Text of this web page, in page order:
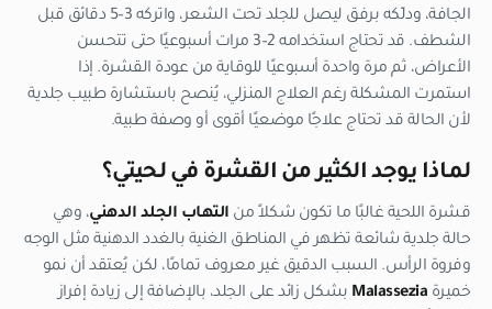
الجافة، ودلّكه برفق ليصل للجلد تحت الشعر، واتركه 3–5 دقائق قبل
الشطف. قد تحتاج استخدامه 2–3 مرات أسبوعيًا حتى تتحسن
الأعراض، ثم مرة واحدة أسبوعيًا للوقاية من عودة القشرة. إذا
استمرت المشكلة رغم العلاج المنزلي، يُنصح باستشارة طبيب جلدية
لأن الحالة قد تحتاج علاجًا موضعيًا أقوى أو وصفة طبية.
لماذا يوجد الكثير من القشرة في لحيتي؟
قشرة اللحية غالبًا ما تكون شكلاً من التهاب الجلد الدهني، وهي
حالة جلدية شائعة تظهر في المناطق الغنية بالغدد الدهنية مثل الوجه
وفروة الرأس. السبب الدقيق غير معروف تمامًا، لكن يُعتقد أن نمو
خميرة Malassezia بشكل زائد على الجلد، بالإضافة إلى زيادة إفراز